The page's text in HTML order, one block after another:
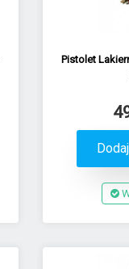
Pistolet